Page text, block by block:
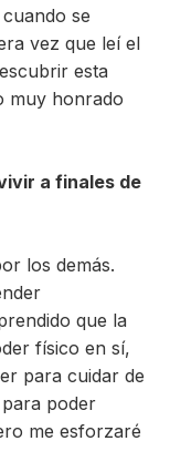
se
vez que leí el
esta
muy honrado
a finales de
los demás.
que la
físico en sí,
para cuidar de
poder
me esforzaré